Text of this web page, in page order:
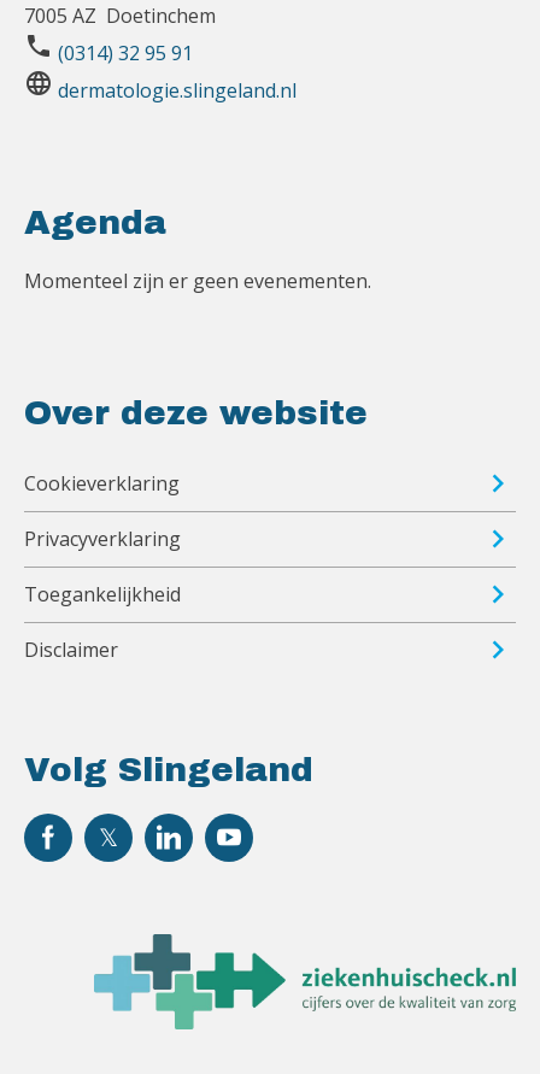
7005 AZ Doetinchem
phone (0314) 32 95 91
language dermatologie.slingeland.nl
Volg Slingeland
Agenda
Momenteel zijn er geen evenementen.
Over deze website
Cookieverklaring
Privacyverklaring
Toegankelijkheid
Disclaimer